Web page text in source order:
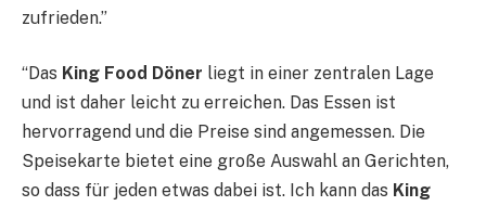
zufrieden.”
“Das King Food Döner liegt in einer zentralen Lage
und ist daher leicht zu erreichen. Das Essen ist
hervorragend und die Preise sind angemessen. Die
Speisekarte bietet eine große Auswahl an Gerichten,
so dass für jeden etwas dabei ist. Ich kann das King